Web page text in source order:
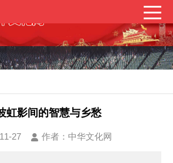
虹影间的智慧与乡愁
27 作者：中华文化网